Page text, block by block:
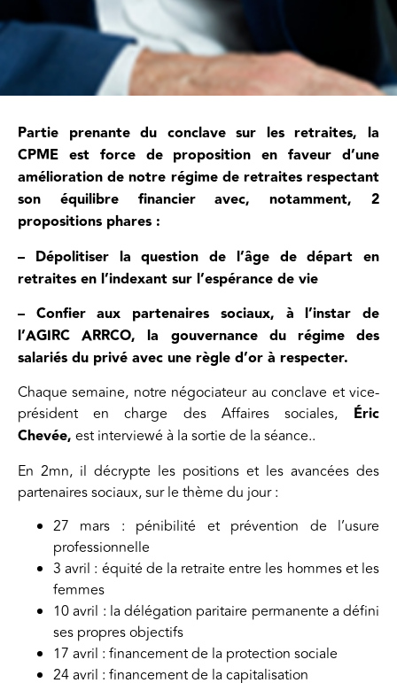
Partie prenante du conclave sur les retraites, la
CPME est force de proposition en faveur d’une
amélioration de notre régime de retraites respectant
son équilibre financier avec, notamment, 2
propositions phares :
– Dépolitiser la question de l’âge de départ en
retraites en l’indexant sur l’espérance de vie
– Confier aux partenaires sociaux, à l’instar de
l’AGIRC ARRCO, la gouvernance du régime des
salariés du privé avec une règle d’or à respecter.
Chaque semaine, notre négociateur au conclave et vice-
président en charge des Affaires sociales,Éric
Chevée, est interviewé à la sortie de la séance..
En 2mn, il décrypte les positions et les avancées des
partenaires sociaux, sur le thème du jour :
27 mars : pénibilité et prévention de l’usure
professionnelle
3 avril : équité de la retraite entre les hommes et les
femmes
10 avril : la délégation paritaire permanente a défini
ses propres objectifs
17 avril : financement de la protection sociale
24 avril : financement de la capitalisation